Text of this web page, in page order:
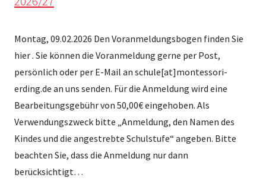
Montag, 09.02.2026 Den Voranmeldungsbogen finden Sie
hier . Sie können die Voranmeldung gerne per Post,
persönlich oder per E-Mail an schule[at]montessori-
erding.de an uns senden. Für die Anmeldung wird eine
Bearbeitungsgebühr von 50,00€ eingehoben. Als
Verwendungszweck bitte „Anmeldung, den Namen des
Kindes und die angestrebte Schulstufe“ angeben. Bitte
beachten Sie, dass die Anmeldung nur dann
berücksichtigt…